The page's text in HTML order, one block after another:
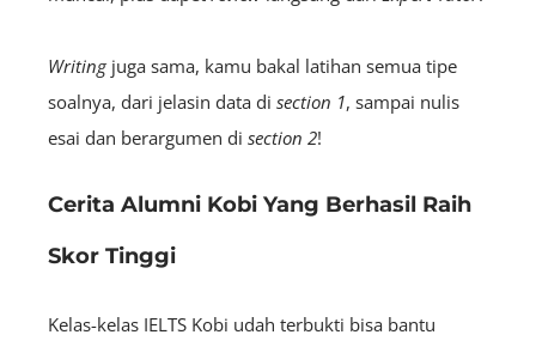
Writingjuga sama, kamu bakal latihan semua tipe
soalnya, dari jelasin data di section 1, sampai nulis
esai dan berargumen di section 2!
Cerita Alumni Kobi Yang Berhasil Raih
Skor Tinggi
Kelas-kelas IELTS Kobi udah terbukti bisa bantu